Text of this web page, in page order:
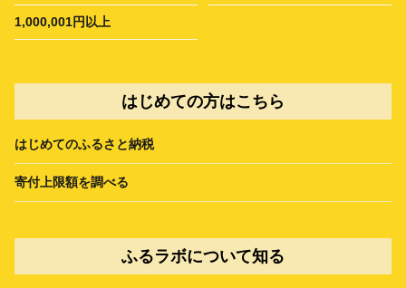
1,000,001円以上
はじめての方はこちら
はじめてのふるさと納税
寄付上限額を調べる
ふるラボについて知る